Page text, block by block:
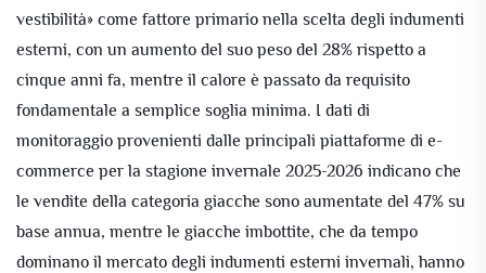
vestibilità» come fattore primario nella scelta degli indumenti
esterni, con un aumento del suo peso del 28% rispetto a
cinque anni fa, mentre il calore è passato da requisito
fondamentale a semplice soglia minima. I dati di
monitoraggio provenienti dalle principali piattaforme di e-
commerce per la stagione invernale 2025-2026 indicano che
le vendite della categoria giacche sono aumentate del 47% su
base annua, mentre le giacche imbottite, che da tempo
dominano il mercato degli indumenti esterni invernali, hanno